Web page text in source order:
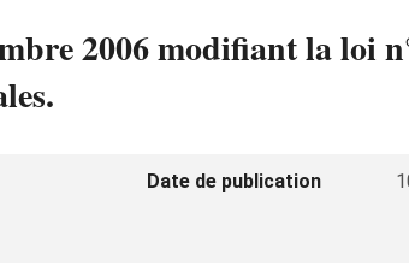
2006 modifiant la loi
Date de publication